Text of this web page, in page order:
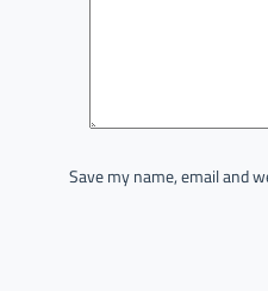
Save my name, email and